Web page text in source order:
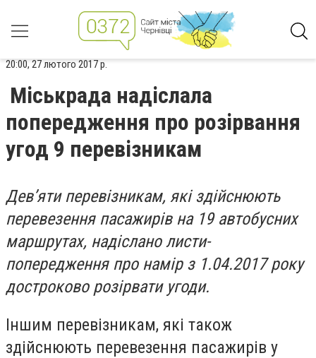
20:00, 27 лютого 2017 р.
Міськрада надіслала
попередження про розірвання
угод 9 перевізникам
Дев’яти перевізникам, які здійснюють
перевезення пасажирів на 19 автобусних
маршрутах, надіслано листи-
попередження про намір з 1.04.2017 року
достроково розірвати угоди.
Іншим перевізникам, які також
здійснюють перевезення пасажирів у